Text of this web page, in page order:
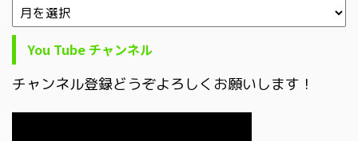
You Tube チャンネル
チャンネル登録どうぞよろしくお願いします！